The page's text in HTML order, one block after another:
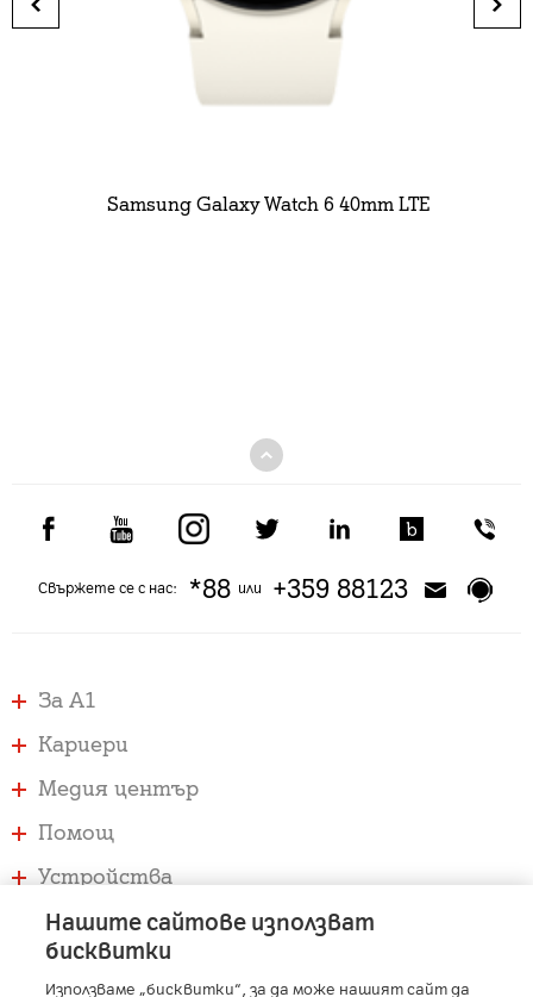
Samsung Galaxy Watch 6 40mm LTE
Свържете се с нас: *88или +359 88123
За А1
Кариери
Медия център
Помощ
Устройства
Услуги
Нашите сайтове използват
бисквитки
Използваме „бисквитки“, за да може нашият сайт да